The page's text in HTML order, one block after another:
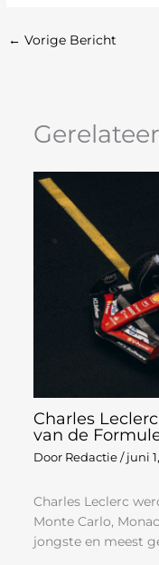
← Vorige Bericht
Charles
van de
Door Redactie / juni
Charles Leclerc
Monte Carlo,
jongste en meest